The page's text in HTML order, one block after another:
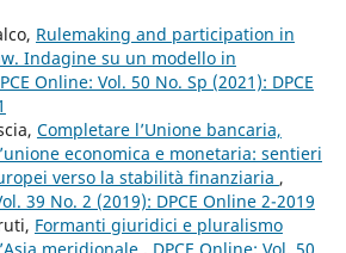
Rulemaking and participation in
Indagine su un modello in
Online: Vol. 50 No. Sp (2021): DPCE
Completare l’Unione bancaria,
economica e monetaria: sentieri
verso la stabilità finanziaria ,
39 No. 2 (2019): DPCE Online 2-2019
Formanti giuridici e pluralismo